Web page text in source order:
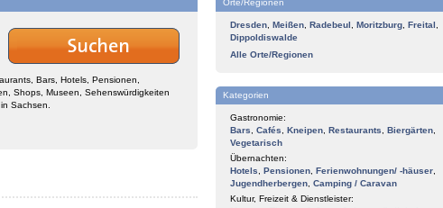
Bars, Hotels, Pensionen,
Shops, Museen, Sehenswürdigkeiten
Sachsen.
Orte/Regionen
Dresden Meißen Radebeul Moritzburg Freital
Dippoldiswalde
Alle Orte/Regionen
Kategorien
Gastronomie:
Bars
Cafés Kneipen Restaurants Biergärten
Vegetarisch
Übernachten:
Hotels
Pensionen Ferienwohnungen/ -häuser
Jugendherbergen Camping / Caravan
Kultur, Freizeit & Dienstleister: